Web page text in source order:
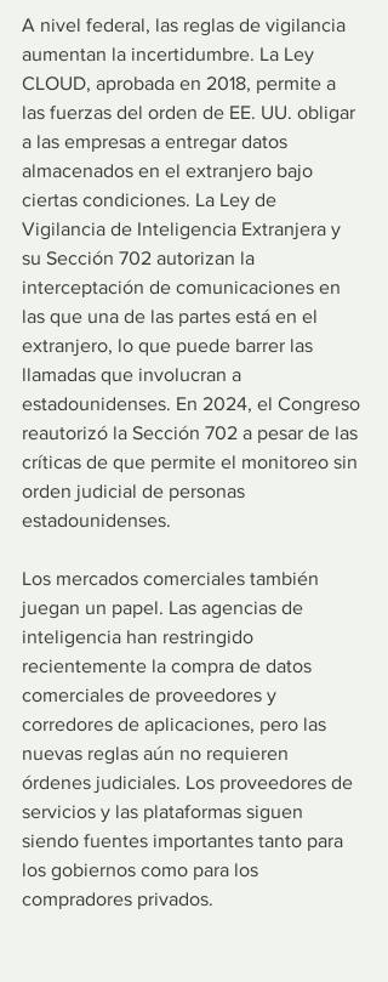
A nivel federal, las reglas de vigilancia
aumentan la incertidumbre. La Ley
CLOUD, aprobada en 2018, permite a
las fuerzas del orden de EE. UU. obligar
a las empresas a entregar datos
almacenados en el extranjero bajo
ciertas condiciones. La Ley de
Vigilancia de Inteligencia Extranjera y
su Sección 702 autorizan la
interceptación de comunicaciones en
las que una de las partes está en el
extranjero, lo que puede barrer las
llamadas que involucran a
estadounidenses. En 2024, el Congreso
reautorizó la Sección 702 a pesar de las
críticas de que permite el monitoreo sin
orden judicial de personas
estadounidenses.
Los mercados comerciales también
juegan un papel. Las agencias de
inteligencia han restringido
recientemente la compra de datos
comerciales de proveedores y
corredores de aplicaciones, pero las
nuevas reglas aún no requieren
órdenes judiciales. Los proveedores de
servicios y las plataformas siguen
siendo fuentes importantes tanto para
los gobiernos como para los
compradores privados.